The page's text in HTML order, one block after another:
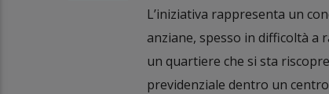
L’iniziativa rappresenta un
anziane, spesso in difficoltà a
un quartiere che si sta
previdenziale dentro un